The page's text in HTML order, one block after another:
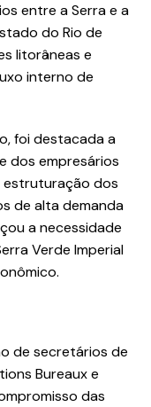
entre a Serra e a
do Rio de
litorâneas e
interno de
foi destacada a
dos empresários
estruturação dos
de alta demanda
a necessidade
Verde Imperial
de secretários de
Bureaux e
das